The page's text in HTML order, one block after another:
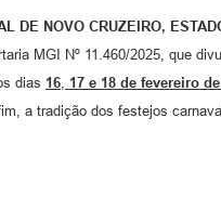
DE NOVO CRUZEIRO,
MGI Nº 11.460/2025, que
dias 16 17 e 18 de fevereiro
fim, a tradição dos festejos